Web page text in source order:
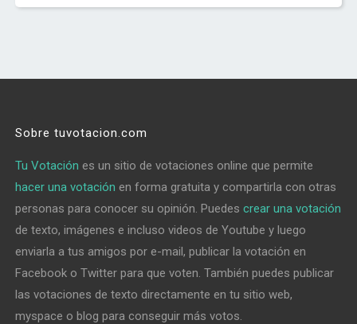
Sobre tuvotacion.com
Tu Votación es un sitio de votaciones online que permite
hacer una votación en forma gratuita y compartirla con otras
personas para conocer su opinión. Puedescrear una votación
de texto, imágenes e incluso videos de Youtube y luego
enviarla a tus amigos por e-mail, publicar la votación en
Facebook o Twitter para que voten. También puedes publicar
las votaciones de texto directamente en tu sitio web,
myspace o blog para conseguir más votos.